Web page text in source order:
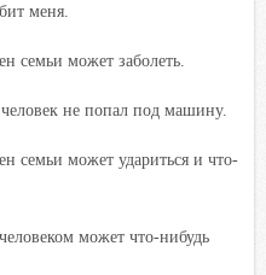
меня.
семьи может заболеть.
не попал под машину.
семьи может удариться и что-
может что-нибудь